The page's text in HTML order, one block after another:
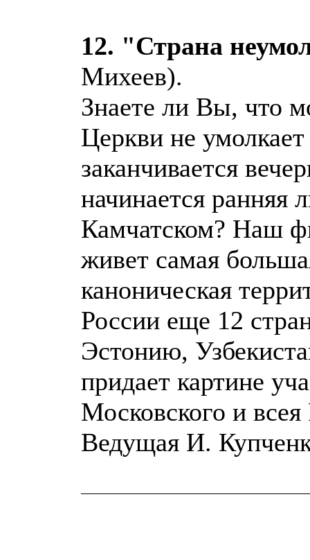
12. "Страна
Михеев).
Знаете ли Вы, что
Церкви не
заканчивается
начинается ранняя
Камчатском? Наш
живет самая
каноническая
России еще 12
Эстонию,
придает картине
Московского и
Ведущая И.